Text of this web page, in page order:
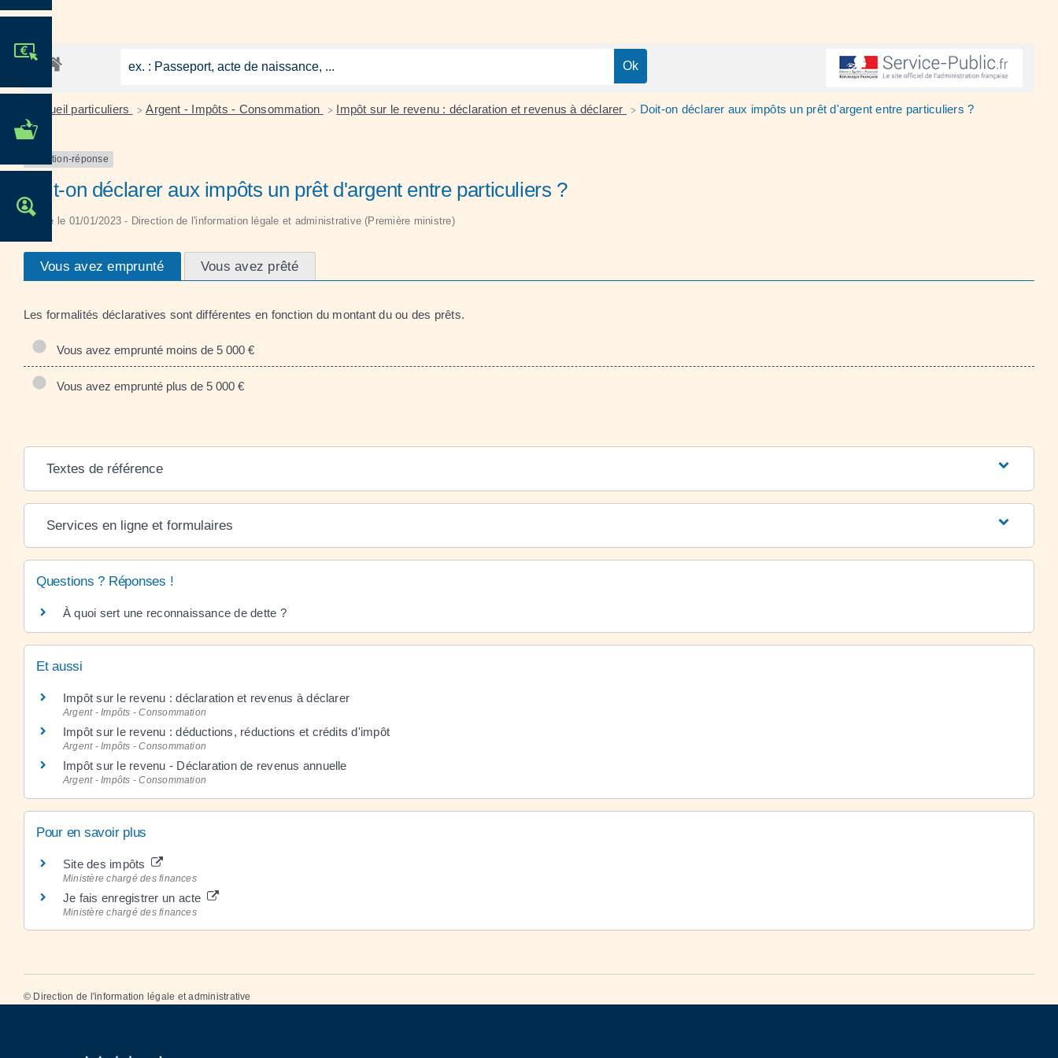
MES DÉMARCHES
Accueil particuliers > Argent - Impôts - Consommation > Impôt sur le revenu : déclaration et revenus à déclarer > Doit-on déclarer aux impôts un prêt d'argent entre particuliers ?
Question-réponse
Doit-on déclarer aux impôts un prêt d'argent entre particuliers ?
Vérifié le 01/01/2023 - Direction de l'information légale et administrative (Première ministre)
Vous avez emprunté Vous avez prêté
Les formalités déclaratives sont différentes en fonction du montant du ou des prêts.
Vous avez emprunté moins de 5 000 €
Vous avez emprunté plus de 5 000 €
Textes de référence
Services en ligne et formulaires
Questions ? Réponses !
À quoi sert une reconnaissance de dette ?
Et aussi
Impôt sur le revenu : déclaration et revenus à déclarer
Argent - Impôts - Consommation
Impôt sur le revenu : déductions, réductions et crédits d'impôt
Argent - Impôts - Consommation
Impôt sur le revenu - Déclaration de revenus annuelle
Argent - Impôts - Consommation
Pour en savoir plus
Site des impôts
Ministère chargé des finances
Je fais enregistrer un acte
Ministère chargé des finances
© Direction de l'information légale et administrative